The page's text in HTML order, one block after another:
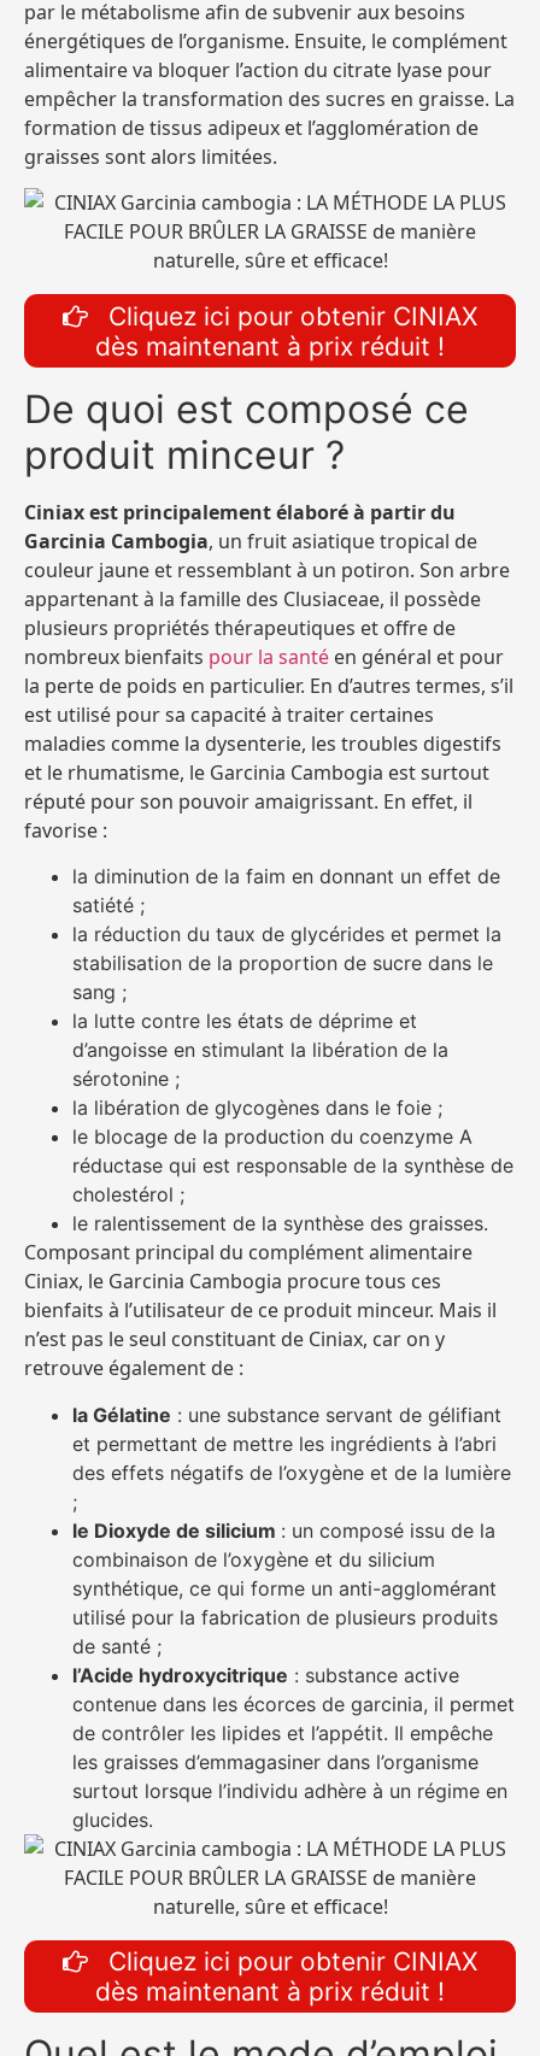
par le métabolisme afin de subvenir aux besoins
énergétiques de l’organisme. Ensuite, le complément
alimentaire va bloquer l’action du citrate lyase pour
empêcher la transformation des sucres en graisse. La
formation de tissus adipeux et l’agglomération de
graisses sont alors limitées.
Cliquez ici pour obtenir CINIAX
dès maintenant à prix réduit !
De quoi est composé ce
produit minceur ?
Ciniax est principalement élaboré à partir du
Garcinia Cambogia, un fruit asiatique tropical de
couleur jaune et ressemblant à un potiron. Son arbre
appartenant à la famille des Clusiaceae, il possède
plusieurs propriétés thérapeutiques et offre de
nombreux bienfaits pour la santé en général et pour
la perte de poids en particulier. En d’autres termes, s’il
est utilisé pour sa capacité à traiter certaines
maladies comme la dysenterie, les troubles digestifs
et le rhumatisme, le Garcinia Cambogia est surtout
réputé pour son pouvoir amaigrissant. En effet, il
favorise :
la diminution de la faim en donnant un effet de
satiété ;
la réduction du taux de glycérides et permet la
stabilisation de la proportion de sucre dans le
sang ;
la lutte contre les états de déprime et
d’angoisse en stimulant la libération de la
sérotonine ;
la libération de glycogènes dans le foie ;
le blocage de la production du coenzyme A
réductase qui est responsable de la synthèse de
cholestérol ;
le ralentissement de la synthèse des graisses.
Composant principal du complément alimentaire
Ciniax, le Garcinia Cambogia procure tous ces
bienfaits à l’utilisateur de ce produit minceur. Mais il
n’est pas le seul constituant de Ciniax, car on y
retrouve également de :
la Gélatine : une substance servant de gélifiant
et permettant de mettre les ingrédients à l’abri
des effets négatifs de l’oxygène et de la lumière
;
le Dioxyde de silicium : un composé issu de la
combinaison de l’oxygène et du silicium
synthétique, ce qui forme un anti-agglomérant
utilisé pour la fabrication de plusieurs produits
de santé ;
l’Acide hydroxycitrique : substance active
contenue dans les écorces de garcinia, il permet
de contrôler les lipides et l’appétit. Il empêche
les graisses d’emmagasiner dans l’organisme
surtout lorsque l’individu adhère à un régime en
glucides.
Cliquez ici pour obtenir CINIAX
dès maintenant à prix réduit !